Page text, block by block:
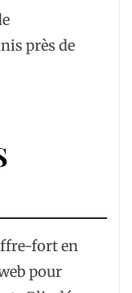
près de
fort en
pour